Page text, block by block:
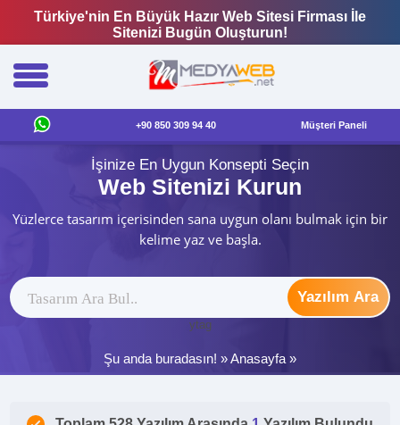
Türkiye'nin En Büyük Hazır Web Sitesi Firması İle
Sitenizi Bugün Oluşturun!
+90 850 309 94 40 Müşteri Paneli
İşinize En Uygun Konsepti Seçin
Web Sitenizi Kurun
Yüzlerce tasarım içerisinden sana uygun olanı bulmak için bir
kelime yaz ve başla.
Yazılım Ara
ytag
Şu anda buradasın! »Anasayfa »